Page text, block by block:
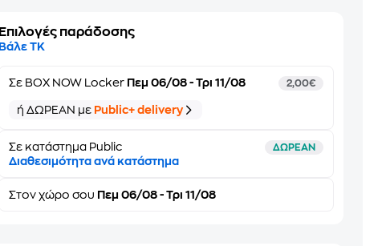
Επιλογές παράδοσης
Βάλε ΤΚ
Σε BOX NOW Locker Πεμ 06/08 - Τρι 11/08 2,00€
ή ΔΩΡΕΑΝ με Public+ delivery
Σε κατάστημα Public ΔΩΡΕΑΝ
Διαθεσιμότητα ανά κατάστημα
Στονχώρο σου Πεμ 06/08 - Τρι 11/08